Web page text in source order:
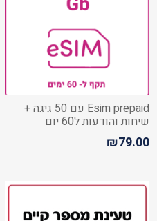
Esim prepaid עם 50 גיגה +
שיחות והודעות ל60 יום
₪79.00